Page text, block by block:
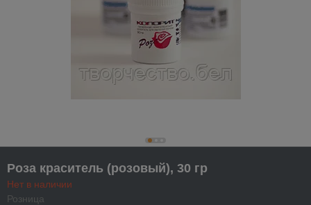
Роза краситель (розовый), 30 гр
Нет в наличии
Розница